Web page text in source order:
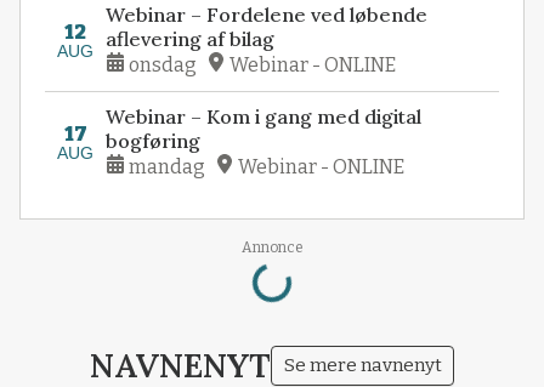
12
AUG
Webinar – Fordelene ved løbende
aflevering af bilag
onsdag Webinar - ONLINE
17
AUG
Webinar – Kom i gang med digital
bogføring
mandag Webinar - ONLINE
Annonce
Loading...
NAVNENYT Se mere navnenyt